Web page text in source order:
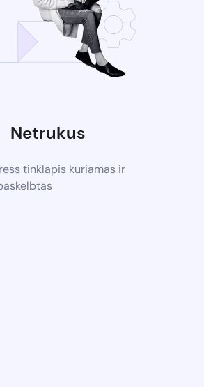
Netrukus
tinklapis kuriamas ir